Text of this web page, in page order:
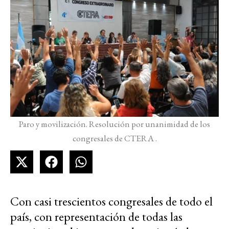
Paro y movilización. Resolución por unanimidad de los
congresales de CTERA .
Con casi trescientos congresales de todo el
país, con representación de todas las